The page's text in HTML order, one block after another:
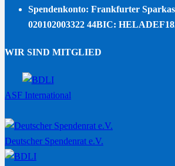
Spendenkonto: Frankfurter
020102003322 44BIC:
WIR SIND MITGLIED
ASF International
Deutscher Spendenrat e.V.